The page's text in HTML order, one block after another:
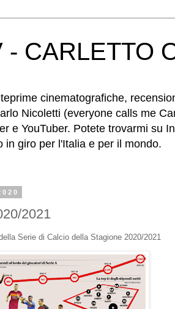
- CARLETTO
cinematografiche,
Nicoletti (everyone calls me
e YouTuber. Potete trovarmi su
in giro per l'Italia e per il mondo.
2021
Serie di Calcio della Stagione 2020/2021